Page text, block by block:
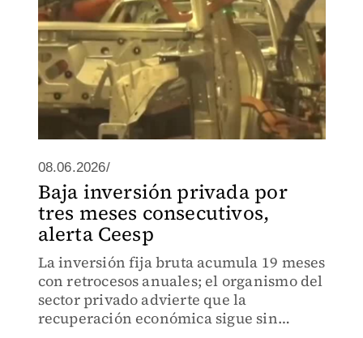
08.06.2026/
Baja inversión privada por
tres meses consecutivos,
alerta Ceesp
La inversión fija bruta acumula 19 meses
con retrocesos anuales; el organismo del
sector privado advierte que la
recuperación económica sigue sin